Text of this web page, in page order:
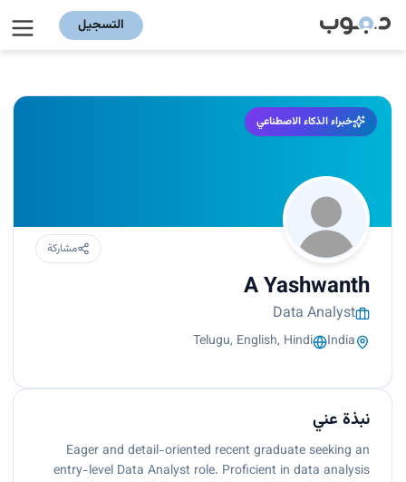
التسجيل
خبراء الذكاء الاصطناعي
مشاركة
A Yashwanth
Data Analyst
India
Telugu, English, Hindi
نبذة عني
Eager and detail-oriented recent graduate seeking an
entry-level Data Analyst role. Proficient in data analysis